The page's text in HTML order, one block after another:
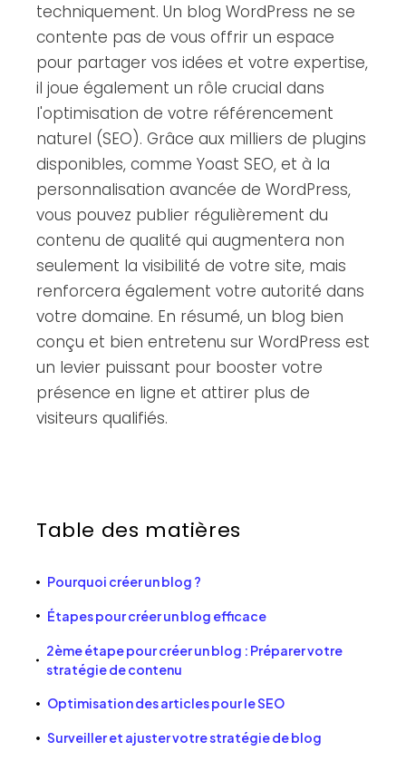
techniquement. Un blog WordPress ne se
contente pas de vous offrir un espace
pour partager vos idées et votre expertise,
il joue également un rôle crucial dans
l'optimisation de votre référencement
naturel (SEO). Grâce aux milliers de plugins
disponibles, comme Yoast SEO, et à la
personnalisation avancée de WordPress,
vous pouvez publier régulièrement du
contenu de qualité qui augmentera non
seulement la visibilité de votre site, mais
renforcera également votre autorité dans
votre domaine. En résumé, un blog bien
conçu et bien entretenu sur WordPress est
un levier puissant pour booster votre
présence en ligne et attirer plus de
visiteurs qualifiés.
Table des matières
Pourquoi créer un blog ?
Étapes pour créer un blog efficace
2ème étape pour créer un blog : Préparer votre
stratégie de contenu
Optimisation des articles pour le SEO
Surveiller et ajuster votre stratégie de blog